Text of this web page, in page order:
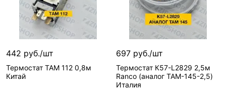
Вид запчасти—
Термостат
Артикул—ТЕР-020
Реквизиты—Товары
/ Товар /
Базовая единица—
Вид запчасти—
Термостат
Артикул— ТЕР-018
Реквизиты—
/ Товар /
УТ-00000813 / 0
Базовая единица—
442 руб./шт
Термостат ТАМ 112 0,8м
Китай
697 руб./шт
Термостат К57-L2829 2,5м
Ranco (аналог ТАМ-145-2,5)
Италия